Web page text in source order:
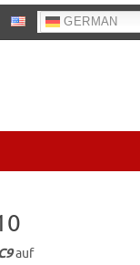
GERMAN
auf